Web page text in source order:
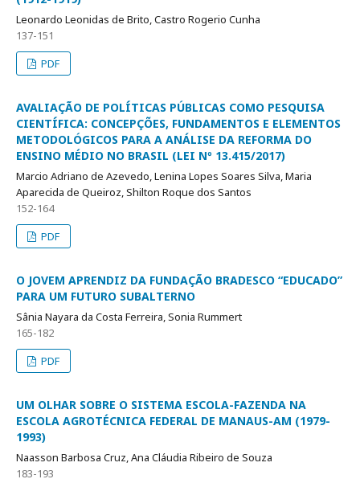
Leonardo Leonidas de Brito, Castro Rogerio Cunha
137-151
PDF
AVALIAÇÃO DE POLÍTICAS PÚBLICAS COMO PESQUISA
CIENTÍFICA: CONCEPÇÕES, FUNDAMENTOS E ELEMENTOS
METODOLÓGICOS PARA A ANÁLISE DA REFORMA DO
ENSINO MÉDIO NO BRASIL (LEI Nº 13.415/2017)
Marcio Adriano de Azevedo, Lenina Lopes Soares Silva, Maria
Aparecida de Queiroz, Shilton Roque dos Santos
152-164
PDF
O JOVEM APRENDIZ DA FUNDAÇÃO BRADESCO “EDUCADO”
PARA UM FUTURO SUBALTERNO
Sânia Nayara da Costa Ferreira, Sonia Rummert
165-182
PDF
UM OLHAR SOBRE O SISTEMA ESCOLA-FAZENDA NA
ESCOLA AGROTÉCNICA FEDERAL DE MANAUS-AM (1979-
1993)
Naasson Barbosa Cruz, Ana Cláudia Ribeiro de Souza
183-193